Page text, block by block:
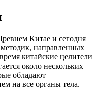
Китае и сегодня
направленных
китайские целители
около нескольких
обладают
на все органы тела.